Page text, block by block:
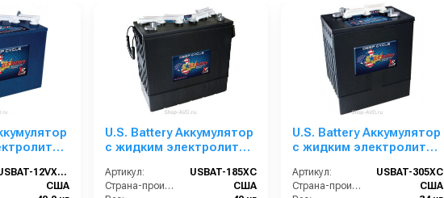
USBAT-12VXC2
США
U.S. Battery Аккумулятор
с жидким электролитом
Артикул:
USBAT-185XC
Страна-производитель:
США
U.S. Battery Аккумулятор
с жидким электролитом
Артикул:
USBAT-305XC
Страна-производитель:
США